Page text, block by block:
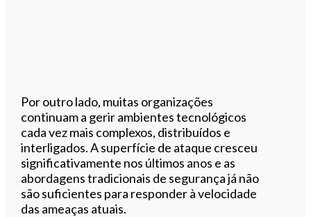
Por outro lado, muitas organizações
continuam a gerir ambientes tecnológicos
cada vez mais complexos, distribuídos e
interligados. A superfície de ataque cresceu
significativamente nos últimos anos e as
abordagens tradicionais de segurança já não
são suficientes para responder à velocidade
das ameaças atuais.